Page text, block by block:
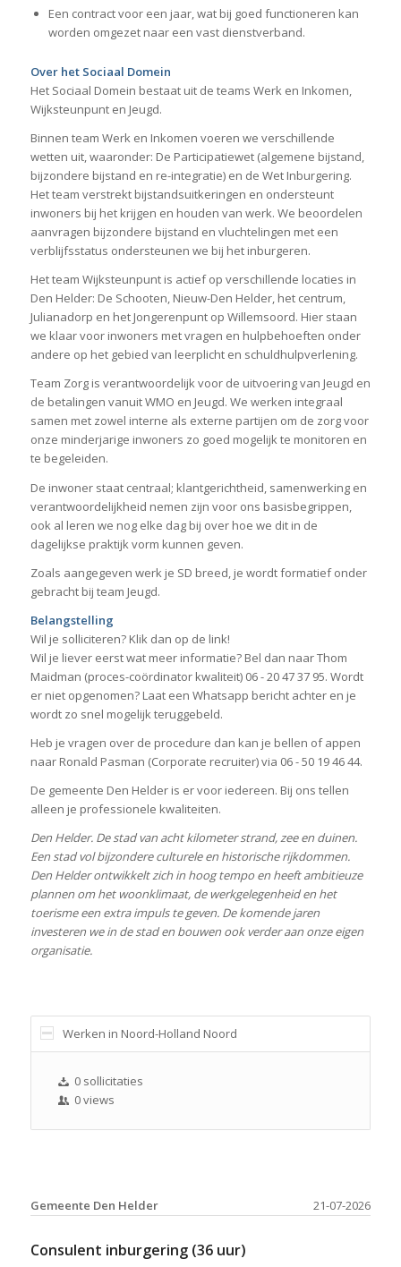
Een contract voor een jaar, wat bij goed functioneren kan
worden omgezet naar een vast dienstverband.
Over het Sociaal Domein
Het Sociaal Domein bestaat uit de teams Werk en Inkomen,
Wijksteunpunt en Jeugd.
Binnen team Werk en Inkomen voeren we verschillende
wetten uit, waaronder: De Participatiewet (algemene bijstand,
bijzondere bijstand en re-integratie) en de Wet Inburgering.
Het team verstrekt bijstandsuitkeringen en ondersteunt
inwoners bij het krijgen en houden van werk. We beoordelen
aanvragen bijzondere bijstand en vluchtelingen met een
verblijfsstatus ondersteunen we bij het inburgeren.
Het team Wijksteunpunt is actief op verschillende locaties in
Den Helder: De Schooten, Nieuw-Den Helder, het centrum,
Julianadorp en het Jongerenpunt op Willemsoord. Hier staan
we klaar voor inwoners met vragen en hulpbehoeften onder
andere op het gebied van leerplicht en schuldhulpverlening.
Team Zorg is verantwoordelijk voor de uitvoering van Jeugd en
de betalingen vanuit WMO en Jeugd. We werken integraal
samen met zowel interne als externe partijen om de zorg voor
onze minderjarige inwoners zo goed mogelijk te monitoren en
te begeleiden.
De inwoner staat centraal; klantgerichtheid, samenwerking en
verantwoordelijkheid nemen zijn voor ons basisbegrippen,
ook al leren we nog elke dag bij over hoe we dit in de
dagelijkse praktijk vorm kunnen geven.
Zoals aangegeven werk je SD breed, je wordt formatief onder
gebracht bij team Jeugd.
Belangstelling
Wil je solliciteren? Klik dan op de link!
Wil je liever eerst wat meer informatie? Bel dan naar Thom
Maidman (proces-coördinator kwaliteit) 06 - 20 47 37 95. Wordt
er niet opgenomen? Laat een Whatsapp bericht achter en je
wordt zo snel mogelijk teruggebeld.
Heb je vragen over de procedure dan kan je bellen of appen
naar Ronald Pasman (Corporate recruiter) via 06 - 50 19 46 44.
De gemeente Den Helder is er voor iedereen. Bij ons tellen
alleen je professionele kwaliteiten.
Den Helder. De stad van acht kilometer strand, zee en duinen.
Een stad vol bijzondere culturele en historische rijkdommen.
Den Helder ontwikkelt zich in hoog tempo en heeft ambitieuze
plannen om het woonklimaat, de werkgelegenheid en het
toerisme een extra impuls te geven. De komende jaren
investeren we in de stad en bouwen ook verder aan onze eigen
organisatie.
Werken in Noord-Holland Noord
0 sollicitaties
0 views
21-07-2026
Gemeente Den Helder
Consulent inburgering (36 uur)